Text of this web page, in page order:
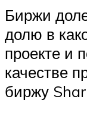
Биржи
долю в
проекте и
качестве
биржу